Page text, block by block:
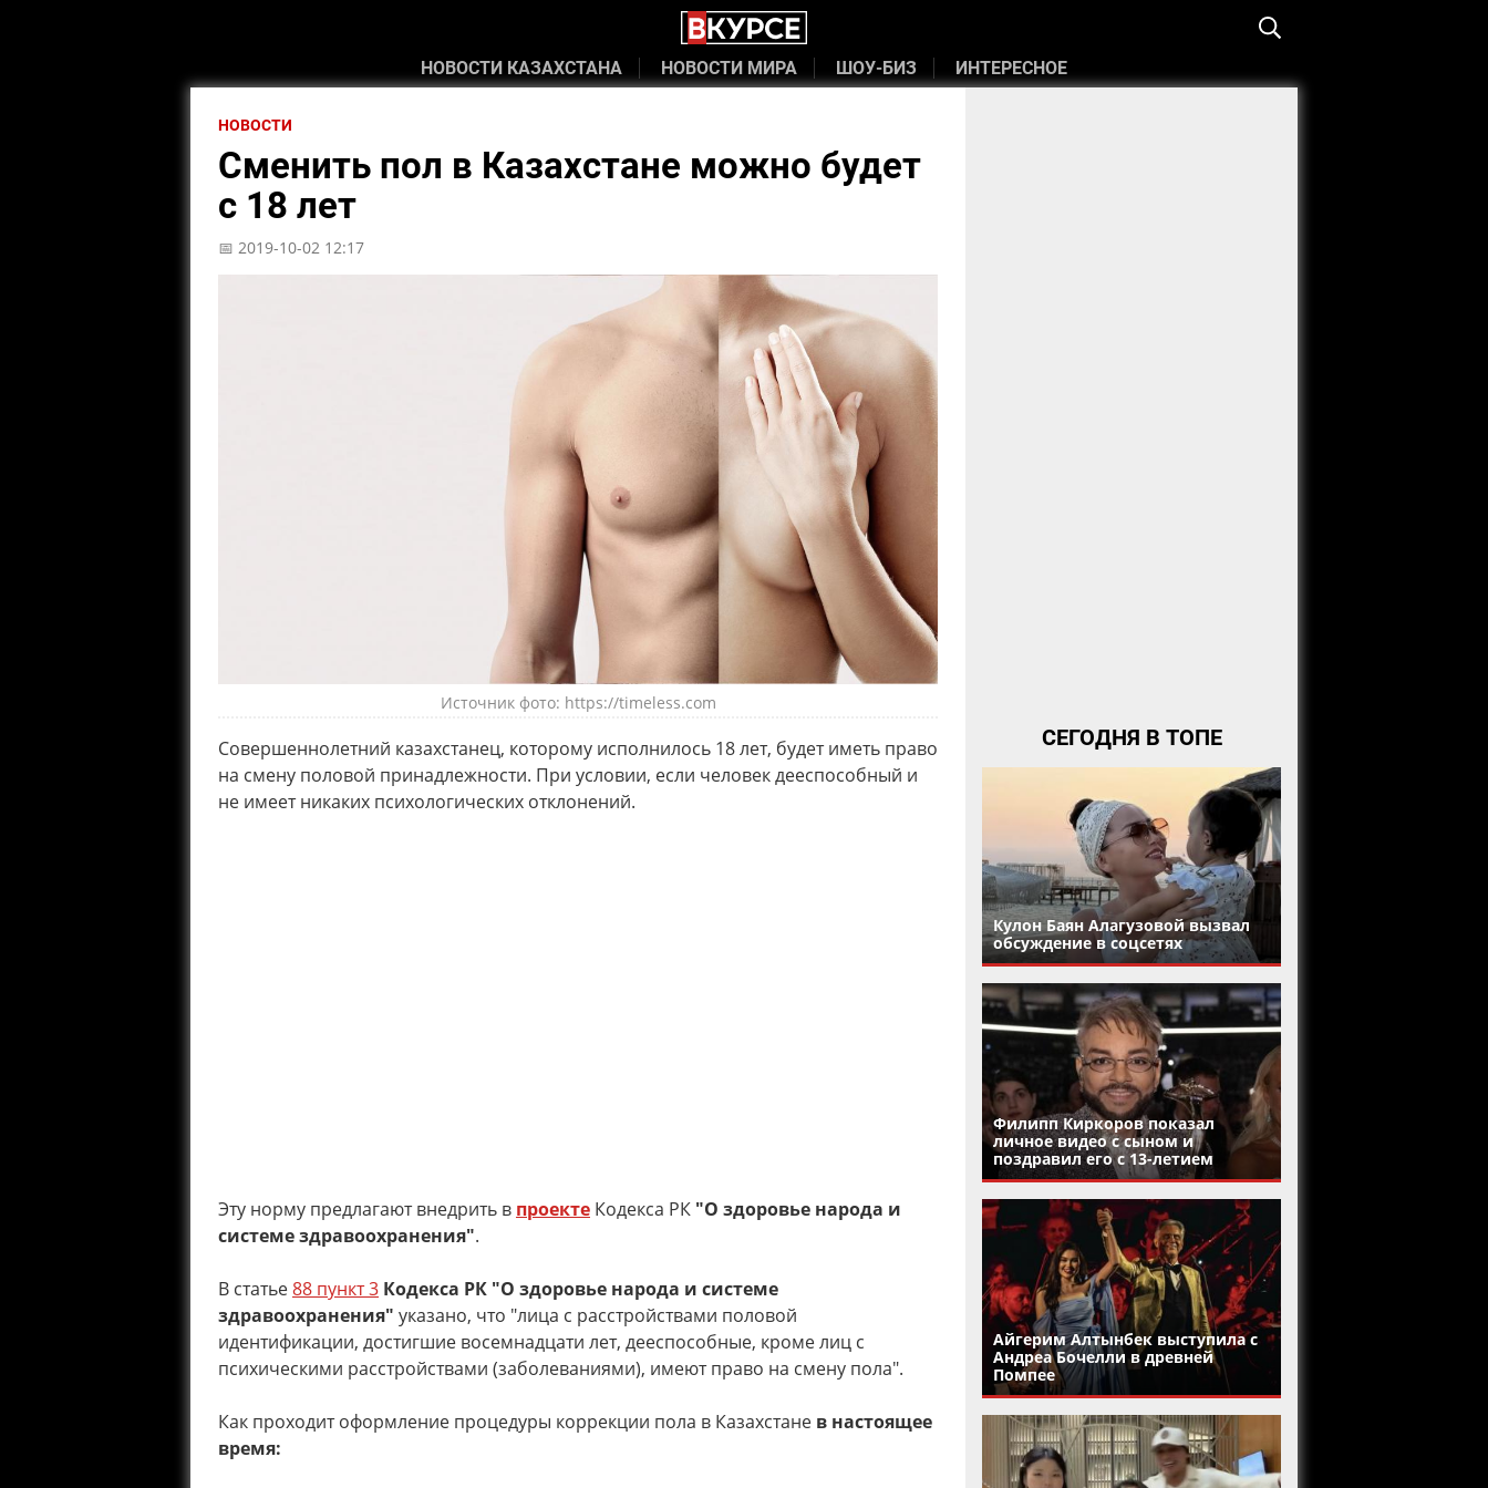
НОВОСТИ КАЗАХСТАНА НОВОСТИ МИРА ШОУ-БИЗ ИНТЕРЕСНОЕ
НОВОСТИ
Сменить пол в Казахстане можно будет
с 18 лет
📅 2019-10-02 12:17
Источник фото: https://timeless.com
Совершеннолетний казахстанец, которому исполнилось 18 лет, будет иметь право
на смену половой принадлежности. При условии, если человек дееспособный и
не имеет никаких психологических отклонений.
Эту норму предлагают внедрить в проекте Кодекса РК "О здоровье народа и
системе здравоохранения".
В статье88 пункт 3 Кодекса РК "О здоровье народа и системе
здравоохранения" указано, что "лица с расстройствами половой
идентификации, достигшие восемнадцати лет, дееспособные, кроме лиц с
психическими расстройствами (заболеваниями), имеют право на смену пола".
Как проходит оформление процедуры коррекции пола в Казахстане в настоящее
время:
СЕГОДНЯ В ТОПЕ
Кулон Баян Алагузовой вызвал
обсуждение в соцсетях
Филипп Киркоров показал
личное видео с сыном и
поздравил его с 13-летием
Айгерим Алтынбек выступила с
Андреа Бочелли в древней
Помпее